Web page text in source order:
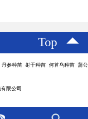
Top
参种苗 射干种苗 何首乌种苗 蒲公
限公司